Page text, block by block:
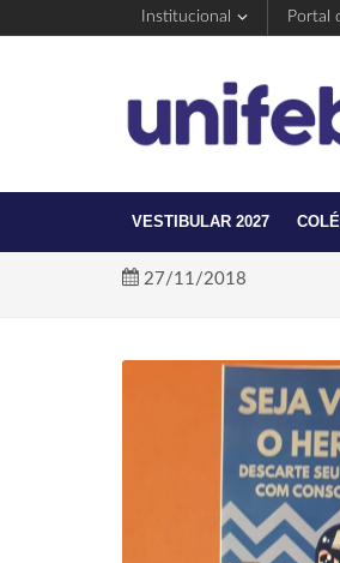
Institucional Portal
VESTIBULAR 2027
27/11/2018